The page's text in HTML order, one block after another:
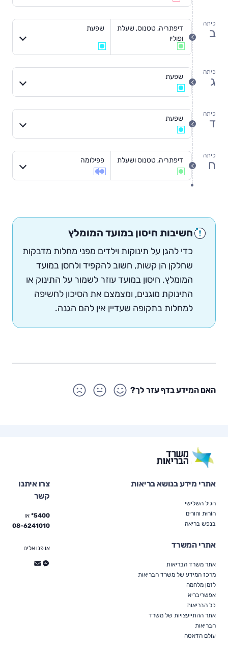
א
כיתה
ב
כיתה
ב
דיפתריה, טטנוס, שעלת
ופוליו
שפעת
כיתה
ג
כיתה
ג
שפעת
כיתה
ד
כיתה
ד
שפעת
כיתה
ח
כיתה
ח
דיפתריה, טטנוס ושעלת פפילומה
חשיבות חיסון במועד המומלץ
כדי להגן על תינוקות וילדים מפני מחלות מדבקות
שחלקן הן קשות, חשוב להקפיד ולחסן במועד
המומלץ. חיסון במועד עוזר לשמור על התינוק או
התינוקת מוגנים, ומצמצם את הסיכון לחשיפה
למחלות בתקופה שעדיין אין להם הגנה.
האם המידע בדף עזר לך?
אתרי מידע בנושא בריאות
הגיל השלישי
הוֹרוּת והורים
בנפש בריאה
אתרי המשרד
אתר משרד הבריאות
מרכז המידע של משרד הבריאות
לזמן מלחמה
אפשריבריא
כל הבריאות
אתר ההתייעצויות של משרד
הבריאות
עולם הדאטה
צרו איתנו
קשר
5400* או
08-6241010
או פנו אלינו